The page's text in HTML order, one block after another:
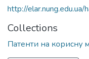
http://
Collections
Патенти на корисну